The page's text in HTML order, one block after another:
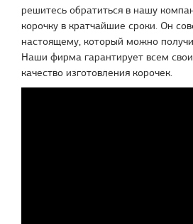
решитесь обратиться в нашу
корочку в кратчайшие сроки. Он
настоящему, который можно
Наши фирма гарантирует всем
качество изготовления корочек.